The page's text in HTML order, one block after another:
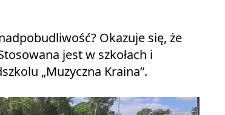
Okazuje się, że
jest w szkołach i
„Muzyczna Kraina”.